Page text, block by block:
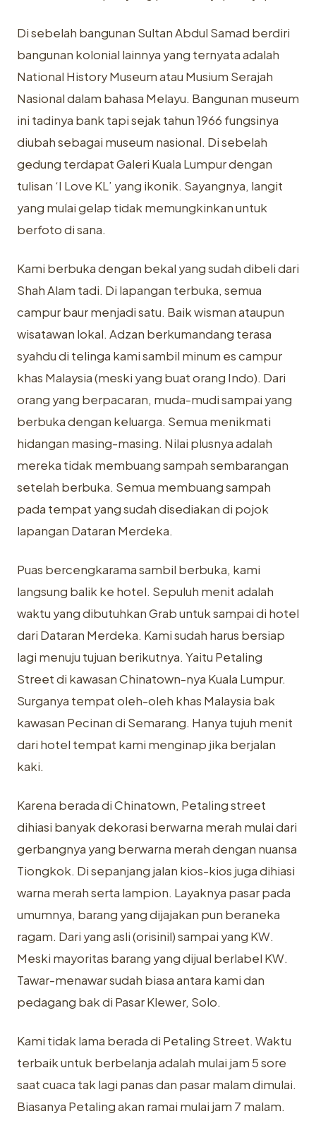
Di sebelah bangunan Sultan Abdul Samad berdiri
bangunan kolonial lainnya yang ternyata adalah
National History Museum atau Musium Serajah
Nasional dalam bahasa Melayu. Bangunan museum
ini tadinya bank tapi sejak tahun 1966 fungsinya
diubah sebagai museum nasional. Di sebelah
gedung terdapat Galeri Kuala Lumpur dengan
tulisan ‘I Love KL’ yang ikonik. Sayangnya, langit
yang mulai gelap tidak memungkinkan untuk
berfoto di sana.
Kami berbuka dengan bekal yang sudah dibeli dari
Shah Alam tadi. Di lapangan terbuka, semua
campur baur menjadi satu. Baik wisman ataupun
wisatawan lokal. Adzan berkumandang terasa
syahdu di telinga kami sambil minum es campur
khas Malaysia (meski yang buat orang Indo). Dari
orang yang berpacaran, muda-mudi sampai yang
berbuka dengan keluarga. Semua menikmati
hidangan masing-masing. Nilai plusnya adalah
mereka tidak membuang sampah sembarangan
setelah berbuka. Semua membuang sampah
pada tempat yang sudah disediakan di pojok
lapangan Dataran Merdeka.
Puas bercengkarama sambil berbuka, kami
langsung balik ke hotel. Sepuluh menit adalah
waktu yang dibutuhkan Grab untuk sampai di hotel
dari Dataran Merdeka. Kami sudah harus bersiap
lagi menuju tujuan berikutnya. Yaitu Petaling
Street di kawasan Chinatown-nya Kuala Lumpur.
Surganya tempat oleh-oleh khas Malaysia bak
kawasan Pecinan di Semarang. Hanya tujuh menit
dari hotel tempat kami menginap jika berjalan
kaki.
Karena berada di Chinatown, Petaling street
dihiasi banyak dekorasi berwarna merah mulai dari
gerbangnya yang berwarna merah dengan nuansa
Tiongkok. Di sepanjang jalan kios-kios juga dihiasi
warna merah serta lampion. Layaknya pasar pada
umumnya, barang yang dijajakan pun beraneka
ragam. Dari yang asli (orisinil) sampai yang KW.
Meski mayoritas barang yang dijual berlabel KW.
Tawar-menawar sudah biasa antara kami dan
pedagang bak di Pasar Klewer, Solo.
Kami tidak lama berada di Petaling Street. Waktu
terbaik untuk berbelanja adalah mulai jam 5 sore
saat cuaca tak lagi panas dan pasar malam dimulai.
Biasanya Petaling akan ramai mulai jam 7 malam.